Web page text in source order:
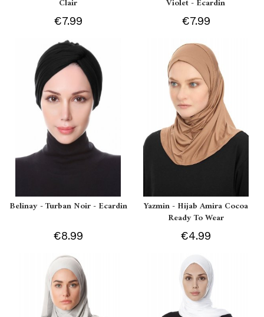
Clair
€7.99
Violet - Ecardin
€7.99
Belinay - Turban Noir - Ecardin
€8.99
Yazmin - Hijab Amira Cocoa
Ready To Wear
€4.99